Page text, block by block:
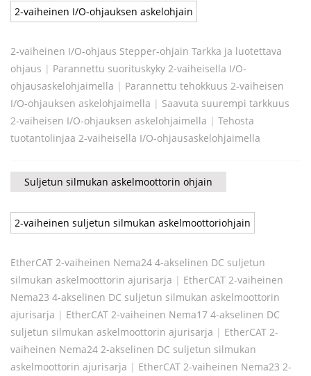
2-vaiheinen I/O-ohjauksen askelohjain
2-vaiheinen I/O-ohjaus Stepper-ohjain Tarkka ja luotettava
ohjaus | Parannettu suorituskyky 2-vaiheisella I/O-
ohjausaskelohjaimella | Parannettu tehokkuus 2-vaiheisen
I/O-ohjauksen askelohjaimella | Saavuta suurempi tarkkuus
2-vaiheisen I/O-ohjauksen askelohjaimella | Tehosta
tuotantolinjaa 2-vaiheisella I/O-ohjausaskelohjaimella
Suljetun silmukan askelmoottorin ohjain
2-vaiheinen suljetun silmukan askelmoottoriohjain
EtherCAT 2-vaiheinen Nema24 4-akselinen DC suljetun
silmukan askelmoottorin ajurisarja | EtherCAT 2-vaiheinen
Nema23 4-akselinen DC suljetun silmukan askelmoottorin
ajurisarja | EtherCAT 2-vaiheinen Nema17 4-akselinen DC
suljetun silmukan askelmoottorin ajurisarja | EtherCAT 2-
vaiheinen Nema24 2-akselinen DC suljetun silmukan
askelmoottorin ajurisarja | EtherCAT 2-vaiheinen Nema23 2-